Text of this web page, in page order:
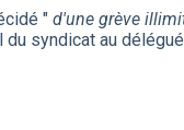
" d'une grève
syndicat au